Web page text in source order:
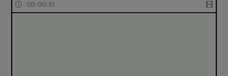
00:00:51